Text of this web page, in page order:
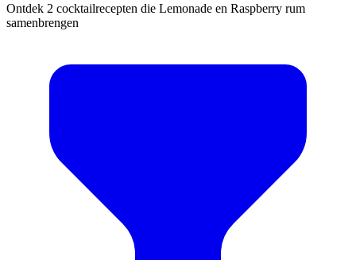
Ontdek 2 cocktailrecepten die Lemonade en Raspberry rum
samenbrengen